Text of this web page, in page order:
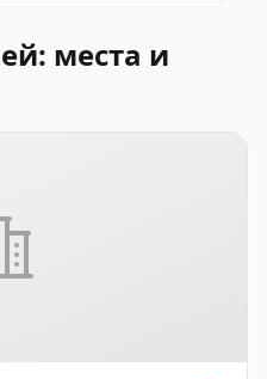
места и